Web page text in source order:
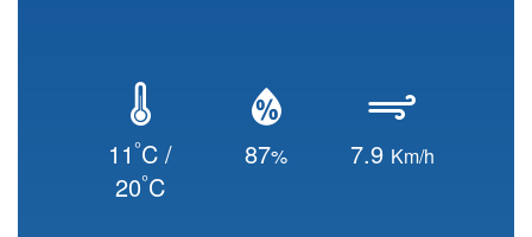
11°C /
20°C
87% 7.9 Km/h